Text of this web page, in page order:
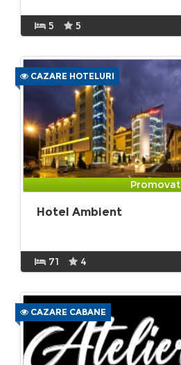
5 5
CAZARE HOTELURI
Promovat
Hotel Ambient
71 4
CAZARE CABANE